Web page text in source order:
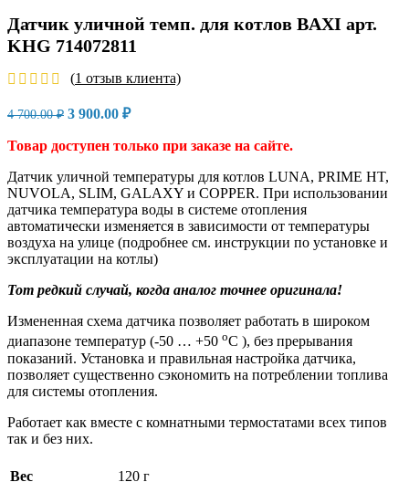
составляла
5
200.00 ₽.
4
400.00 ₽.
Датчик уличной темп. для котлов BAXI арт.
KHG 714072811
(1 отзыв клиента)
4 700.00₽ Первоначальная
составляла
700.00 ₽.
3 900.00 ₽Текущая
3
Товар доступен только при заказе на сайте.
Датчик уличной температуры для котлов LUNA, PRIME HT,
NUVOLA, SLIM, GALAXY и COPPER. При использовании
датчика температура воды в системе отопления
автоматически изменяется в зависимости от температуры
воздуха на улице (подробнее см. инструкции по установке и
эксплуатации на котлы)
Тот редкий случай, когда аналог точнее оригинала!
Измененная схема датчика позволяет работать в широком
диапазоне температур (-50 … +50 оС ), без прерывания
показаний. Установка и правильная настройка датчика,
позволяет существенно сэкономить на потреблении топлива
для системы отопления.
Работает как вместе с комнатными термостатами всех типов
так и без них.
Вес 120 г